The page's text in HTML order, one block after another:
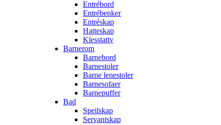
Entrébord
Entrébenker
Entréskap
Hatteskap
Klesstativ
Barnerom
Barnebord
Barnestoler
Barne lenestoler
Barnesofaer
Barnepuffer
Bad
Speilskap
Servantskap